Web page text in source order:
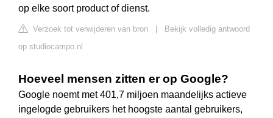
op elke soort product of dienst.
Verzoek tot verwijderen van bron
Bekijk volledig antwoord
op studiocampo.nl
Hoeveel mensen zitten er op Google?
Google noemt met 401,7 miljoen maandelijks actieve
ingelogde gebruikers het hoogste aantal gebruikers,